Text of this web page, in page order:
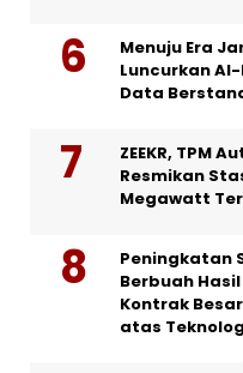
Menuju Era
Luncurkan
Data
ZEEKR, TPM
Resmikan
Megawatt
Peningkatan
Berbuah
Kontrak
atas